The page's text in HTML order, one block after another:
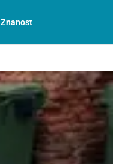
Znanost